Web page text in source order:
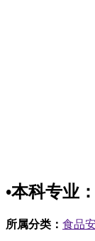
•本科专业
所属分类： 食品